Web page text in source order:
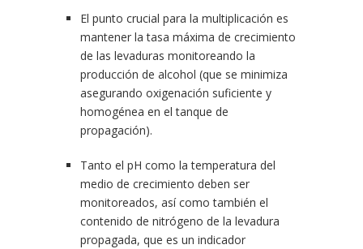
El punto crucial para la multiplicación es
mantener la tasa máxima de crecimiento
de las levaduras monitoreando la
producción de alcohol (que se minimiza
asegurando oxigenación suficiente y
homogénea en el tanque de
propagación).
Tanto el pH como la temperatura del
medio de crecimiento deben ser
monitoreados, así como también el
contenido de nitrógeno de la levadura
propagada, que es un indicador